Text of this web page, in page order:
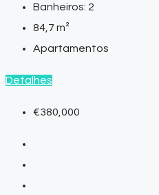
Banheiros: 2
84,7 m²
Apartamentos
Detalhes
€380,000